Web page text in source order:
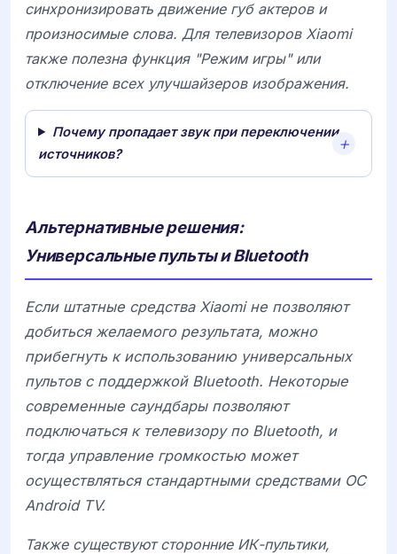
синхронизировать движение губ актеров и
произносимые слова. Для телевизоров Xiaomi
также полезна функция "Режим игры" или
отключение всех улучшайзеров изображения.
Почему пропадает звук при переключении
источников?
Альтернативные решения:
Универсальные пульты и Bluetooth
Если штатные средства Xiaomi не позволяют
добиться желаемого результата, можно
прибегнуть к использованию универсальных
пультов с поддержкой Bluetooth. Некоторые
современные саундбары позволяют
подключаться к телевизору по Bluetooth, и
тогда управление громкостью может
осуществляться стандартными средствами ОС
Android TV.
Также существуют сторонние ИК-пультики,